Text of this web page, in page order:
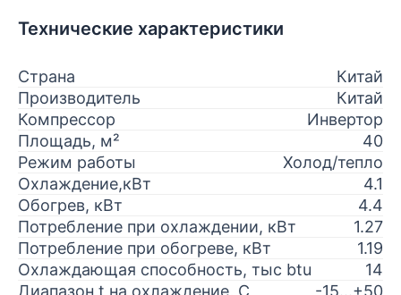
Технические характеристики
Страна
Китай
Производитель
Китай
Компрессор
Инвертор
Площадь, м²
40
Режим работы
Холод/тепло
Охлаждение,кВт
4.1
Обогрев, кВт
4.4
Потребление при охлаждении, кВт
1.27
Потребление при обогреве, кВт
1.19
Охлаждающая способность, тыс btu
14
Диапазон t на охлаждение, С
-15...+50